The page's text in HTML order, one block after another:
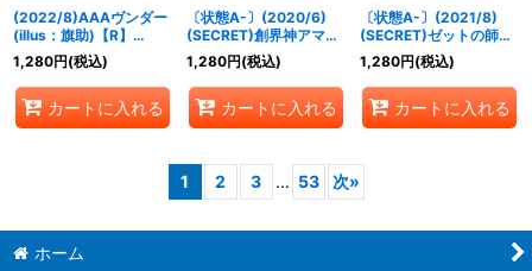
(2022/8)AAAヴンダー
(illus：旗助)【R】
{CB21-043}《赤》
1,280円(税込)
カートに入れる
〔状態A-〕(2020/6)
(SECRET)創界神アマテ
ラス【X-SEC】{BS51-
X08}《多》
1,280円(税込)
カートに入れる
〔状態A-〕(2021/8)
(SECRET)ゼットの師匠
ウルトラマンゼロ【M-
SEC】{CB18-057}
《白》
1,280円(税込)
カートに入れる
1 2 3 ... 53 次»
ホーム